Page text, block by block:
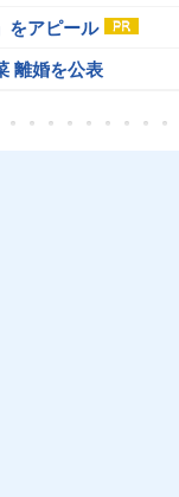
をアピール
離婚を公表